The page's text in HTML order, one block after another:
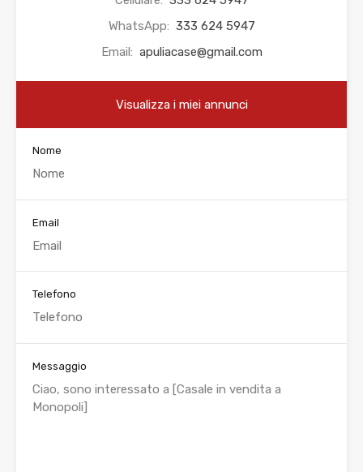
WhatsApp: 333 624 5947
Email: apuliacase@gmail.com
Visualizza i miei annunci
Nome
Email
Telefono
Messaggio